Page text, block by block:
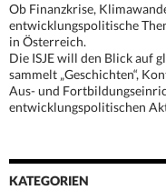
Ob Finanzkrise,
entwicklungspolitische
in Österreich.
Die ISJE will den Blick auf
sammelt „Geschichten“,
Aus- und
entwicklungspolitischen
KATEGORIEN